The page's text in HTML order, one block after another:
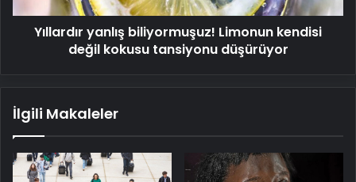
düşürüyor
Yıllardır yanlış biliyormuşuz! Limonun kendisi
değil kokusu tansiyonu düşürüyor
İlgili Makaleler